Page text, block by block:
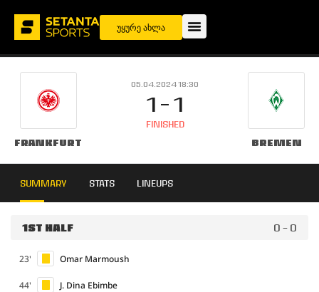
უყურე ახლა
Frankfurt
05.04.2024 18:30
1 - 1
FINISHED
Bremen
SUMMARY STATS LINEUPS
1ST HALF 0 - 0
23' Omar Marmoush
44' J. Dina Ebimbe